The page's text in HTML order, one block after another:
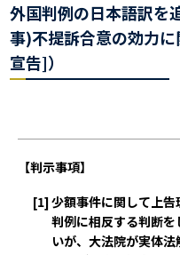
外国判例の日本語訳を
事)不提訴合意の効力
宣告]）
【判示事項】
[1]少額事件に関して上
判例に相反する判断
いが、大法院が実体